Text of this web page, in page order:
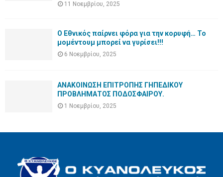
11 Νοεμβρίου, 2025
Ο Εθνικός παίρνει φόρα για την κορυφή… Το
μομέντουμ μπορεί να γυρίσει!!!
6 Νοεμβρίου, 2025
ΑΝΑΚΟΙΝΩΣΗ ΕΠΙΤΡΟΠΗΣ ΓΗΠΕΔΙΚΟΥ
ΠΡΟΒΛΗΜΑΤΟΣ ΠΟΔΟΣΦΑΙΡΟΥ.
1 Νοεμβρίου, 2025